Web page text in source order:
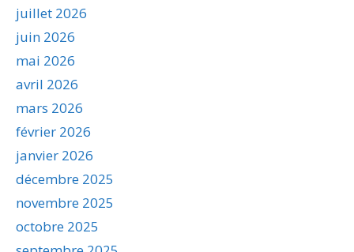
juillet 2026
juin 2026
mai 2026
avril 2026
mars 2026
février 2026
janvier 2026
décembre 2025
novembre 2025
octobre 2025